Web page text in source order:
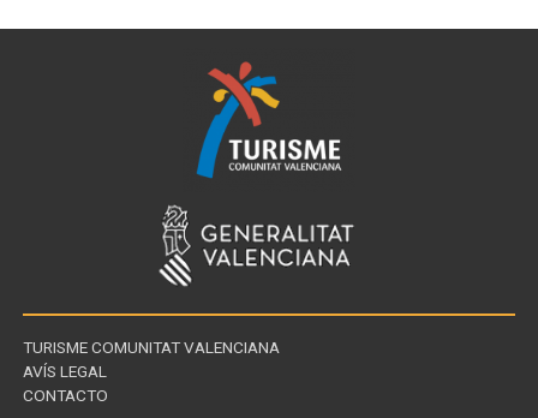
TURISME COMUNITAT VALENCIANA
AVÍS LEGAL
CONTACTO